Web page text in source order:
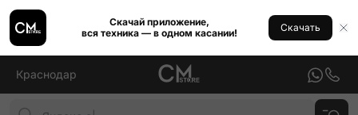
Скачай приложение,
вся техника — в одном касании!
Скачать
Краснодар